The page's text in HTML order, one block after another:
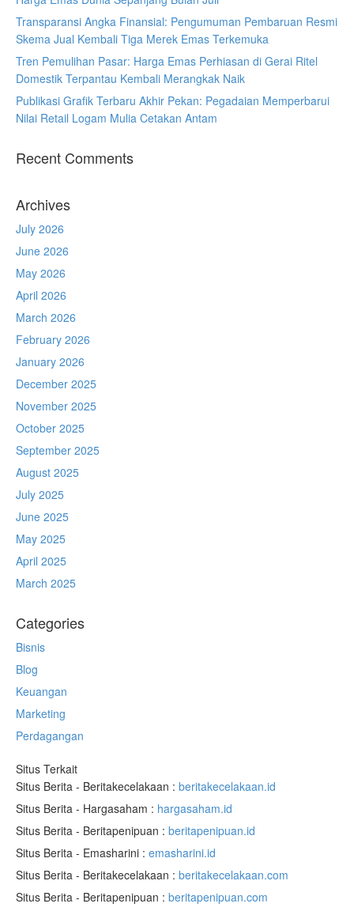
Transparansi Angka Finansial: Pengumuman Pembaruan Resmi
Skema Jual Kembali Tiga Merek Emas Terkemuka
Tren Pemulihan Pasar: Harga Emas Perhiasan di Gerai Ritel
Domestik Terpantau Kembali Merangkak Naik
Publikasi Grafik Terbaru Akhir Pekan: Pegadaian Memperbarui
Nilai Retail Logam Mulia Cetakan Antam
Recent Comments
Archives
July 2026
June 2026
May 2026
April 2026
March 2026
February 2026
January 2026
December 2025
November 2025
October 2025
September 2025
August 2025
July 2025
June 2025
May 2025
April 2025
March 2025
Categories
Bisnis
Blog
Keuangan
Marketing
Perdagangan
Situs Terkait
Situs Berita - Beritakecelakaan : beritakecelakaan.id
Situs Berita - Hargasaham : hargasaham.id
Situs Berita - Beritapenipuan : beritapenipuan.id
Situs Berita - Emasharini : emasharini.id
Situs Berita - Beritakecelakaan : beritakecelakaan.com
Situs Berita - Beritapenipuan : beritapenipuan.com